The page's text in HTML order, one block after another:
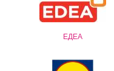
ЕДЕА